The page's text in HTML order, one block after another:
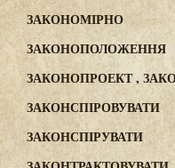
ЗАКОНОМІРНО
ЗАКОНОПОЛОЖЕННЯ
ЗАКОНОПРОЕКТ ,
ЗАКОНСПІРОВУВАТИ
ЗАКОНСПІРУВАТИ